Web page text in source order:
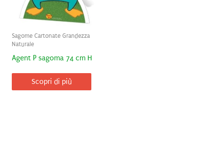
Sagome Cartonate Grandezza
Naturale
Agent P sagoma 74 cm H
Scopri di più